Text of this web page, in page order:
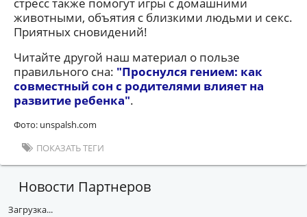
стресс также помогут игры с домашними
животными, объятия с близкими людьми и секс.
Приятных сновидений!
Читайте другой наш материал о пользе
правильного сна: "Проснулся гением: как
совместный сон с родителями влияет на
развитие ребенка".
Фото: unspalsh.com
ПОКАЗАТЬ ТЕГИ
Новости Партнеров
Загрузка...